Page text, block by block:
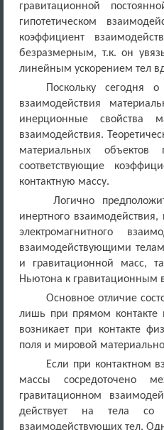
гравитационной
гипотетическом
коэффициент
безразмерным, т.к. он
линейным ускорением тел
Поскольку сегодня
взаимодействия
инерционные свойства
взаимодействия.
материальных объектов
соответствующие
контактную массу.
Логично
инертного
электромагнитного
взаимодействующими
и гравитационной масс,
Ньютона к гравитационным
Основное отличие
лишь при прямом контакте
возникает при контакте
поля и мировой
Если при контактном
массы сосредоточено
гравитационном
действует на тела со
взаимодействующих тел.